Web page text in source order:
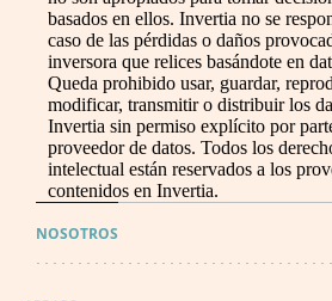
basados en ellos. Invertia no se
caso de las pérdidas o daños
inversora que relices basándote en
Queda prohibido usar, guardar,
modificar, transmitir o distribuir los
Invertia sin permiso explícito por
proveedor de datos. Todos los
intelectual están reservados a los
contenidos en Invertia.
NOSOTROS